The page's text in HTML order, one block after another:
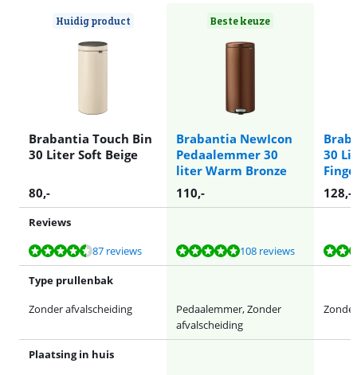
Huidig product
Brabantia Touch Bin
30 Liter Soft Beige
Beste keuze
Brabantia NewIcon
Pedaalemmer 30
liter Warm Bronze
30
80,- 110,- 128,-
Reviews
Beoordeling is 9,4 van de 10, gebaseerd op 87 reviews.
87 reviews
Beoordeling is 9,5 van de 10, gebaseerd op 108 reviews.108 reviews
Beoordeling is 9,4 van de 10, gebaseerd op 87 reviews.
Beoordeling is 9,5 van de 10, gebaseerd op 381 reviews.
Beoordeling is 9,4 van de 10, gebaseerd op 87 reviews.
Type prullenbak
Zonder afvalscheiding
Pedaalemmer, Zonder
afvalscheiding
Plaatsing in huis